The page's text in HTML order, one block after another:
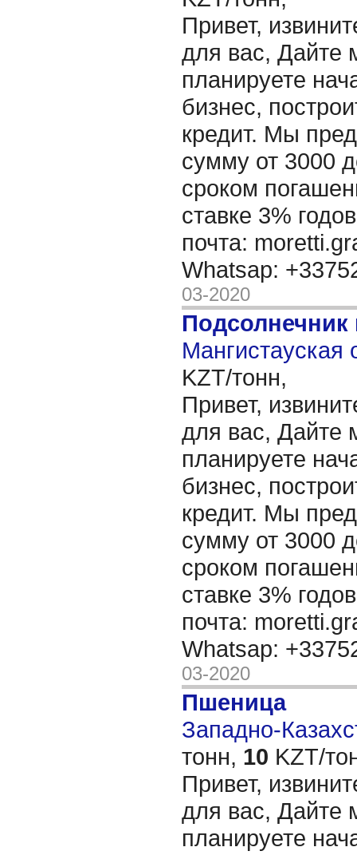
Привет,
для вас, Дайте
планируете
бизнес,
кредит. Мы
сумму от 3000
сроком
ставке 3%
почта:
Whatsap:
03-2020
Подсолнечник
KZT/тонн,
Привет,
для вас, Дайте
планируете
бизнес,
кредит. Мы
сумму от 3000
сроком
ставке 3%
почта:
Whatsap:
03-2020
Пшеница
Западно-
тонн, 10 KZT/
Привет,
для вас, Дайте
планируете